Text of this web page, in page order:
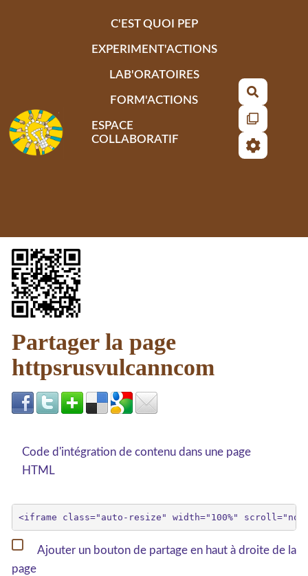
C'EST QUOI PEP
EXPERIMENT'ACTIONS
LAB'ORATOIRES
FORM'ACTIONS
ESPACE
COLLABORATIF
Partager la page
httpsrusvulcanncom
Code d'intégration de contenu dans une page
HTML
Ajouter un bouton de partage en haut à droite de la
page